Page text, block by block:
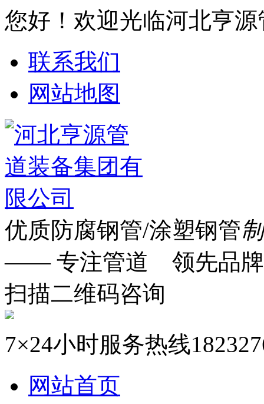
您好！欢迎光临河北亨
联系我们
网站地图
优质防腐钢管/涂塑钢管
—— 专注管道 领先品
扫描二维码咨询
7×24小时服务热线
网站首页